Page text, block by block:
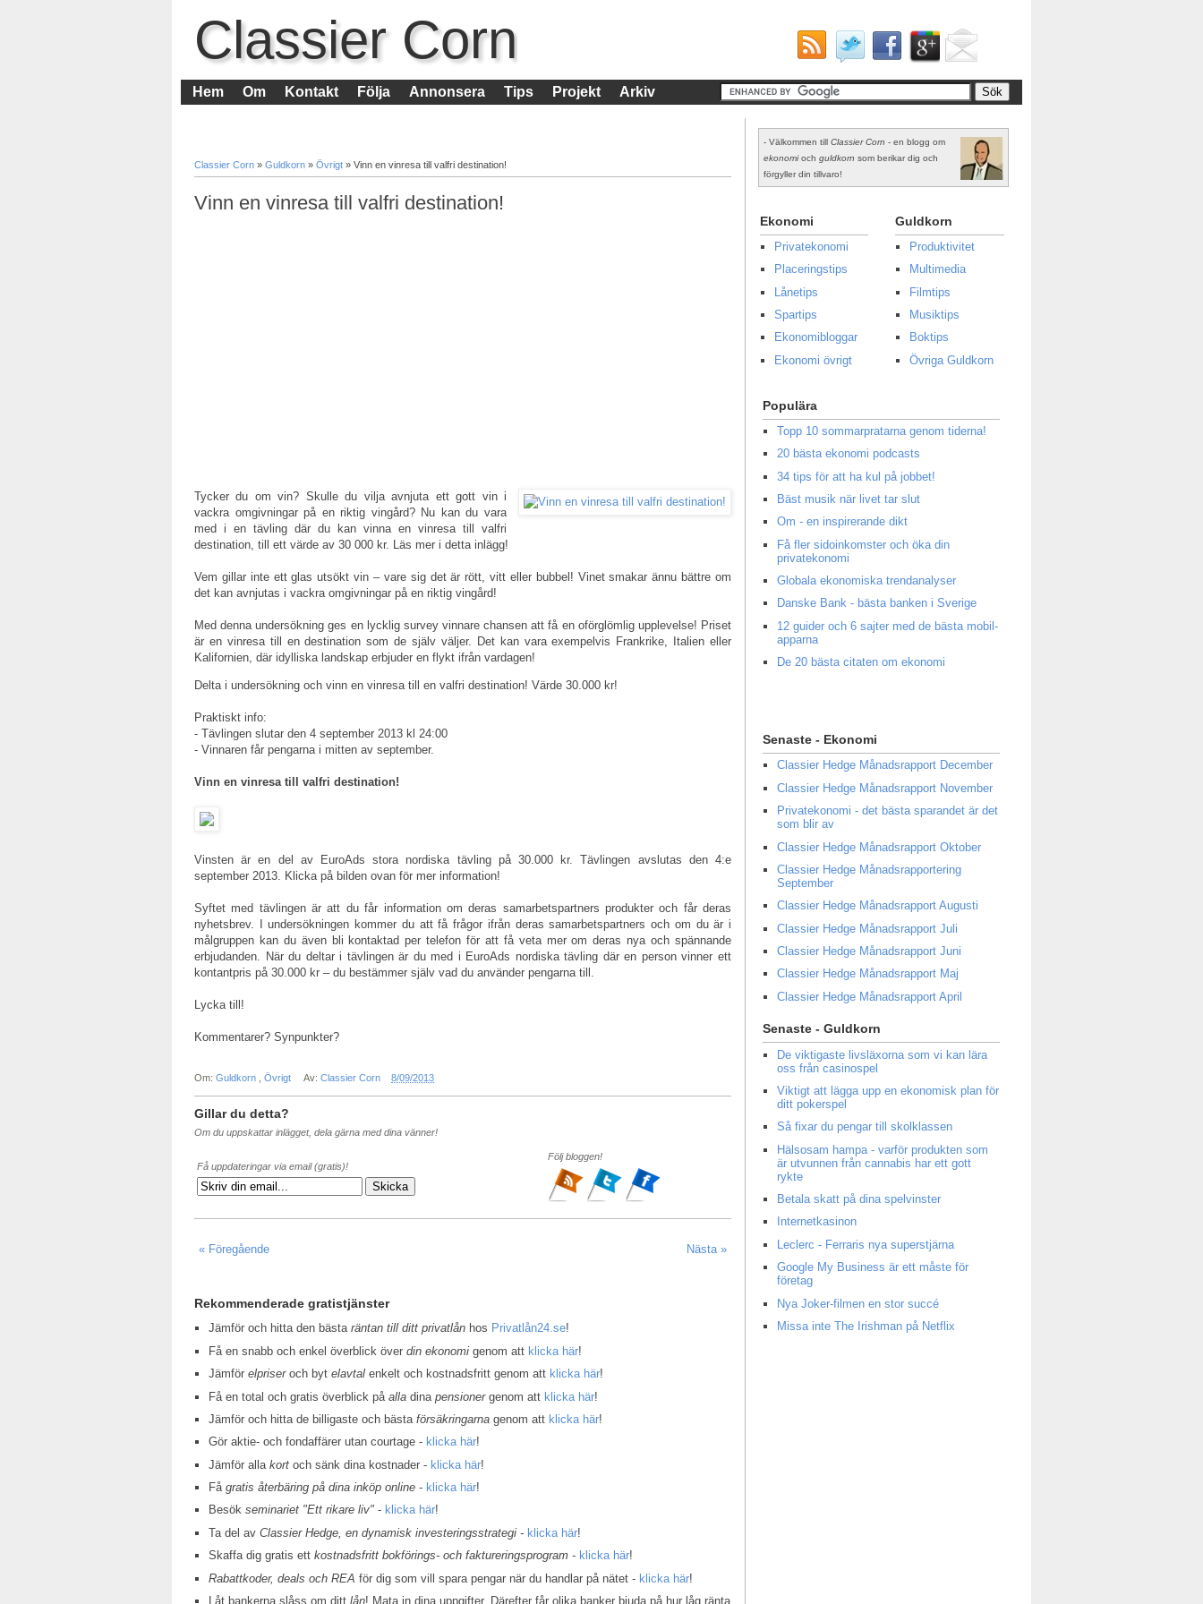
Classier Corn
Hem Om Kontakt Följa Annonsera Tips Projekt Arkiv
Classier Corn » Guldkorn » Övrigt » Vinn en vinresa till valfri destination!
Vinn en vinresa till valfri destination!
Tycker du om vin? Skulle du vilja avnjuta ett gott vin i
vackra omgivningar på en riktig vingård? Nu kan du vara
med i en tävling där du kan vinna en vinresa till valfri
destination, till ett värde av 30 000 kr. Läs mer i detta inlägg!
Vem gillar inte ett glas utsökt vin – vare sig det är rött, vitt eller bubbel! Vinet smakar ännu bättre om
det kan avnjutas i vackra omgivningar på en riktig vingård!
Med denna undersökning ges en lycklig survey vinnare chansen att få en oförglömlig upplevelse! Priset
är en vinresa till en destination som de själv väljer. Det kan vara exempelvis Frankrike, Italien eller
Kalifornien, där idylliska landskap erbjuder en flykt ifrån vardagen!
Delta i undersökning och vinn en vinresa till en valfri destination! Värde 30.000 kr!
Praktiskt info:
- Tävlingen slutar den 4 september 2013 kl 24:00
- Vinnaren får pengarna i mitten av september.
Vinn en vinresa till valfri destination!
Vinsten är en del av EuroAds stora nordiska tävling på 30.000 kr. Tävlingen avslutas den 4:e
september 2013. Klicka på bilden ovan för mer information!
Syftet med tävlingen är att du får information om deras samarbetspartners produkter och får deras
nyhetsbrev. I undersökningen kommer du att få frågor ifrån deras samarbetspartners och om du är i
målgruppen kan du även bli kontaktad per telefon för att få veta mer om deras nya och spännande
erbjudanden. När du deltar i tävlingen är du med i EuroAds nordiska tävling där en person vinner ett
kontantpris på 30.000 kr – du bestämmer själv vad du använder pengarna till.
Lycka till!
Kommentarer? Synpunkter?
Om: Guldkorn Övrigt Av:Classier Corn 8/09/2013
Gillar du detta?
Om du uppskattar inlägget, dela gärna med dina vänner!
Få uppdateringar via email (gratis)!
Följ bloggen!
« Föregående Nästa »
Rekommenderade gratistjänster
Jämför och hitta den bästaräntan till ditt privatlån hos Privatlån24.se!
Få en snabb och enkel överblick överdin ekonomi genom att klicka här!
Jämförelpriseroch bytelavtal enkelt och kostnadsfritt genom att klicka här!
Få en total och gratis överblick påalla dinapensionergenom att klicka här!
Jämför och hitta de billigaste och bästaförsäkringarna genom att klicka här!
Gör aktie- och fondaffärer utan courtage - klicka här!
Jämför allakort och sänk dina kostnader - klicka här!
Fågratis återbäring på dina inköp online - klicka här!
Besökseminariet "Ett rikare liv" - klicka här!
Ta del avClassier Hedge, en dynamisk investeringsstrategi - klicka här!
Skaffa dig gratis ettkostnadsfritt bokförings- och faktureringsprogram - klicka här!
Rabattkoder, deals och REA för dig som vill spara pengar när du handlar på nätet - klicka här!
Låt bankerna slåss om dittlån! Mata in dina uppgifter. Därefter får olika banker bjuda på hur låg ränta
- Välkommen till Classier Corn - en blogg om
ekonomioch guldkorn som berikar dig och
förgyller din tillvaro!
Ekonomi
Privatekonomi
Placeringstips
Lånetips
Spartips
Ekonomibloggar
Ekonomi övrigt
Guldkorn
Produktivitet
Multimedia
Filmtips
Musiktips
Boktips
Övriga Guldkorn
Populära
Topp 10 sommarpratarna genom tiderna!
20 bästa ekonomi podcasts
34 tips för att ha kul på jobbet!
Bäst musik när livet tar slut
Om - en inspirerande dikt
Få fler sidoinkomster och öka din
privatekonomi
Globala ekonomiska trendanalyser
Danske Bank - bästa banken i Sverige
12 guider och 6 sajter med de bästa mobil-
apparna
De 20 bästa citaten om ekonomi
Senaste - Ekonomi
Classier Hedge Månadsrapport December
Classier Hedge Månadsrapport November
Privatekonomi - det bästa sparandet är det
som blir av
Classier Hedge Månadsrapport Oktober
Classier Hedge Månadsrapportering
September
Classier Hedge Månadsrapport Augusti
Classier Hedge Månadsrapport Juli
Classier Hedge Månadsrapport Juni
Classier Hedge Månadsrapport Maj
Classier Hedge Månadsrapport April
Senaste - Guldkorn
De viktigaste livsläxorna som vi kan lära
oss från casinospel
Viktigt att lägga upp en ekonomisk plan för
ditt pokerspel
Så fixar du pengar till skolklassen
Hälsosam hampa - varför produkten som
är utvunnen från cannabis har ett gott
rykte
Betala skatt på dina spelvinster
Internetkasinon
Leclerc - Ferraris nya superstjärna
Google My Business är ett måste för
företag
Nya Joker-filmen en stor succé
Missa inte The Irishman på Netflix